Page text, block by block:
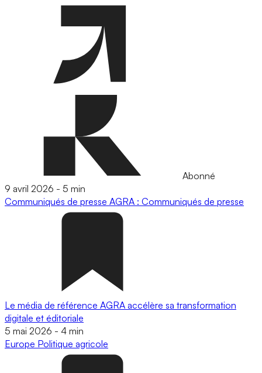
Abonné
9 avril 2026 - 5 min
Communiqués de presse AGRA : Communiqués de presse
Le média de référence AGRA accélère sa transformation
digitale et éditoriale
5 mai 2026 - 4 min
Europe Politique agricole